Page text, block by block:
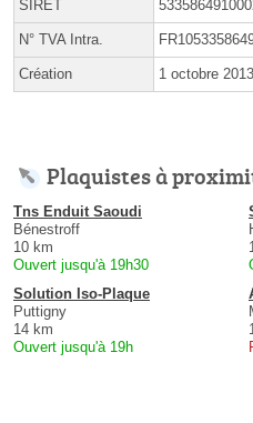
SIRET
N° TVA Intra.
Création 1 octobre 2013
Plaquistes à
Tns Enduit Saoudi
Bénestroff
10 km
Ouvert jusqu'à 19h30
Solution Iso-Plaque
Puttigny
14 km
Ouvert jusqu'à 19h